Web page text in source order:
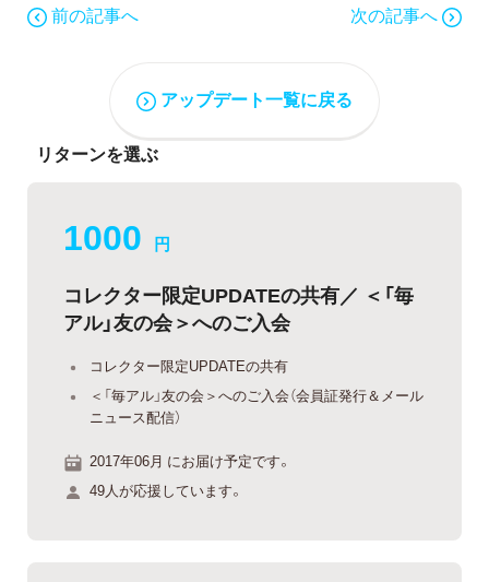
前の記事へ 次の記事へ
アップデート一覧に戻る
リターンを選ぶ
1000 円
コレクター限定UPDATEの共有／ ＜「毎
アル」友の会＞へのご入会
コレクター限定UPDATEの共有
＜「毎アル」友の会＞へのご入会（会員証発行＆メール
ニュース配信）
2017年06月 にお届け予定です。
49人が応援しています。